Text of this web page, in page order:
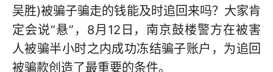
吴胜)被骗子骗走的钱能及时追回来吗？大家肯
定会说“悬”，8月12日，南京鼓楼警方在被害
人被骗半小时之内成功冻结骗子账户，为追回
被骗款创造了最重要的条件。